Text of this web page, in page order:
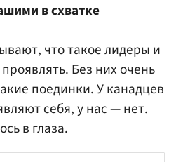
в схватке
что такое лидеры и
Без них очень
поединки. У канадцев
себя, у нас — нет.
в глаза.